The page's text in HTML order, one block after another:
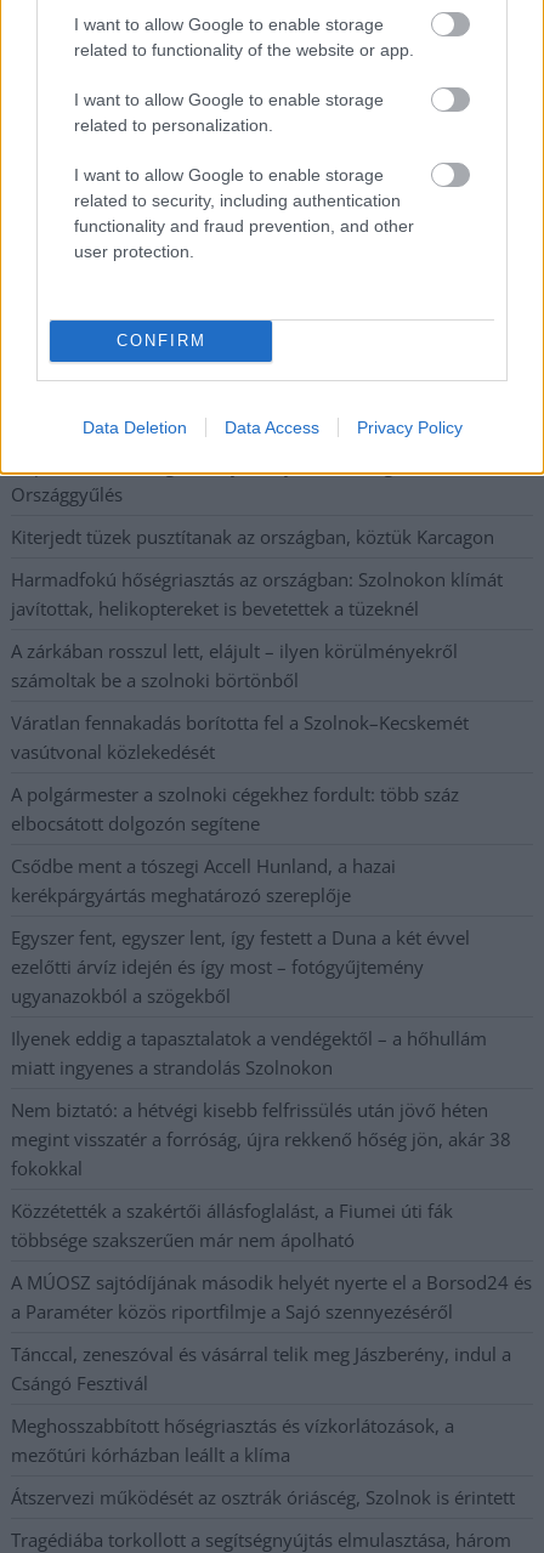
I want to allow Google to enable storage
related to functionality of the website or app.
I want to allow Google to enable storage
related to personalization.
I want to allow Google to enable storage
related to security, including authentication
functionality and fraud prevention, and other
user protection.
CONFIRM
Data Deletion Data Access Privacy Policy
a közoktatásban – például az iskolaigazgatók visszakapják
munkáltatói jogaikat
Sok volt az igazolatlan hiányzás, Pócs János fizetéslevonást
kapott, más fideszesek még kevesebbet vittek haza
A Szolnok megyei gazdák nagyon nem akarták a JÉGER
Csendélet 5.0: alig balesetveszélyes lépcső és remek
állapotban levő buszmegálló mutatja, hogy Szolnok mennyire
élhető város
Pénteken újra csökken a benzin és a gázolaj ára is
Országgyűlés
Kiterjedt tüzek pusztítanak az országban, köztük Karcagon
Harmadfokú hőségriasztás az országban: Szolnokon klímát
javítottak, helikoptereket is bevetettek a tüzeknél
A zárkában rosszul lett, elájult – ilyen körülményekről
számoltak be a szolnoki börtönből
Váratlan fennakadás borította fel a Szolnok–Kecskemét
vasútvonal közlekedését
A polgármester a szolnoki cégekhez fordult: több száz
elbocsátott dolgozón segítene
Csődbe ment a tószegi Accell Hunland, a hazai
kerékpárgyártás meghatározó szereplője
Egyszer fent, egyszer lent, így festett a Duna a két évvel
ezelőtti árvíz idején és így most – fotógyűjtemény
ugyanazokból a szögekből
Ilyenek eddig a tapasztalatok a vendégektől – a hőhullám
miatt ingyenes a strandolás Szolnokon
Nem biztató: a hétvégi kisebb felfrissülés után jövő héten
megint visszatér a forróság, újra rekkenő hőség jön, akár 38
fokokkal
Közzétették a szakértői állásfoglalást, a Fiumei úti fák
többsége szakszerűen már nem ápolható
A MÚOSZ sajtódíjának második helyét nyerte el a Borsod24 és
a Paraméter közös riportfilmje a Sajó szennyezéséről
Tánccal, zeneszóval és vásárral telik meg Jászberény, indul a
Csángó Fesztivál
Meghosszabbított hőségriasztás és vízkorlátozások, a
mezőtúri kórházban leállt a klíma
Átszervezi működését az osztrák óriáscég, Szolnok is érintett
Tragédiába torkollott a segítségnyújtás elmulasztása, három